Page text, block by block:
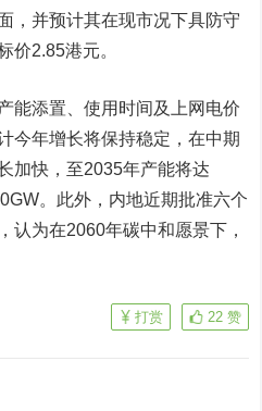
，并预计其在现市况下具防守
价2.85港元。
添置、使用时间及上网电价
今年增长将保持稳定，在中期
加快，至2035年产能将达
。此外，内地近期批准六个
认为在2060年碳中和愿景下，
22 赞
打赏